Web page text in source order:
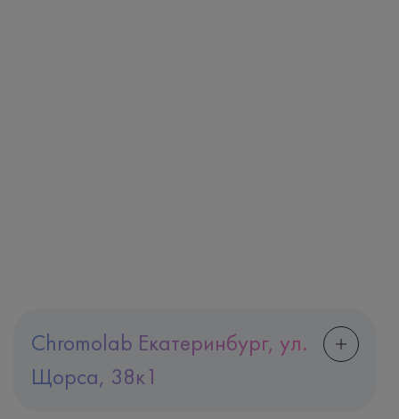
Chromolab Екатеринбург, ул.
Щорса, 38к1